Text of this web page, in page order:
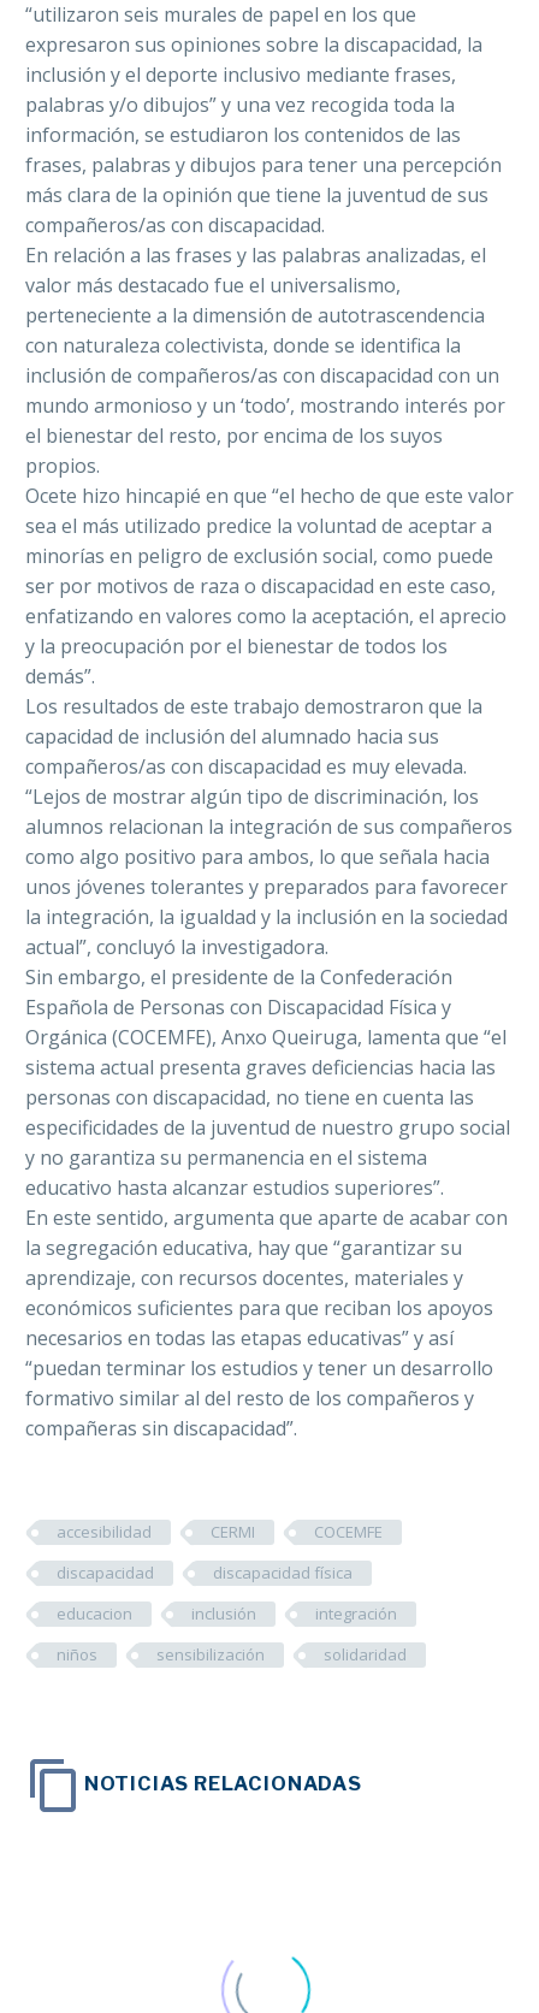
“utilizaron seis murales de papel en los que
expresaron sus opiniones sobre la discapacidad, la
inclusión y el deporte inclusivo mediante frases,
palabras y/o dibujos” y una vez recogida toda la
información, se estudiaron los contenidos de las
frases, palabras y dibujos para tener una percepción
más clara de la opinión que tiene la juventud de sus
compañeros/as con discapacidad.
En relación a las frases y las palabras analizadas, el
valor más destacado fue el universalismo,
perteneciente a la dimensión de autotrascendencia
con naturaleza colectivista, donde se identifica la
inclusión de compañeros/as con discapacidad con un
mundo armonioso y un ‘todo’, mostrando interés por
el bienestar del resto, por encima de los suyos
propios.
Ocete hizo hincapié en que “el hecho de que este valor
sea el más utilizado predice la voluntad de aceptar a
minorías en peligro de exclusión social, como puede
ser por motivos de raza o discapacidad en este caso,
enfatizando en valores como la aceptación, el aprecio
y la preocupación por el bienestar de todos los
demás”.
Los resultados de este trabajo demostraron que la
capacidad de inclusión del alumnado hacia sus
compañeros/as con discapacidad es muy elevada.
“Lejos de mostrar algún tipo de discriminación, los
alumnos relacionan la integración de sus compañeros
como algo positivo para ambos, lo que señala hacia
unos jóvenes tolerantes y preparados para favorecer
la integración, la igualdad y la inclusión en la sociedad
actual”, concluyó la investigadora.
Sin embargo, el presidente de la Confederación
Española de Personas con Discapacidad Física y
Orgánica (COCEMFE), Anxo Queiruga, lamenta que “el
sistema actual presenta graves deficiencias hacia las
personas con discapacidad, no tiene en cuenta las
especificidades de la juventud de nuestro grupo social
y no garantiza su permanencia en el sistema
educativo hasta alcanzar estudios superiores”.
En este sentido, argumenta que aparte de acabar con
la segregación educativa, hay que “garantizar su
aprendizaje, con recursos docentes, materiales y
económicos suficientes para que reciban los apoyos
necesarios en todas las etapas educativas” y así
“puedan terminar los estudios y tener un desarrollo
formativo similar al del resto de los compañeros y
compañeras sin discapacidad”.
accesibilidad CERMI
COCEMFE
discapacidad
discapacidad física
educacion
inclusión
integración
niños
sensibilización solidaridad
NOTICIAS RELACIONADAS